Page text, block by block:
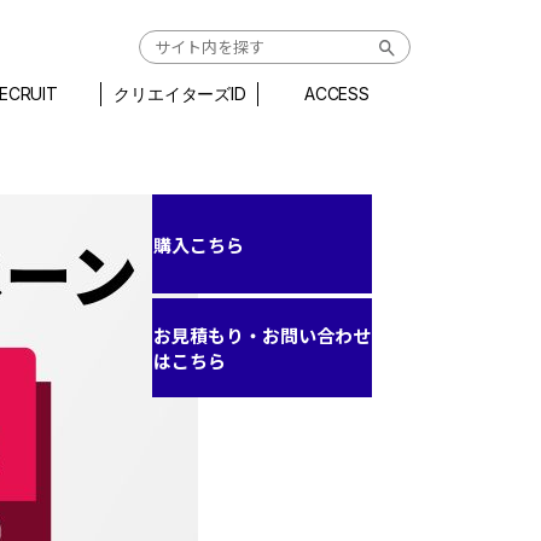
クリエイターズID ACCESS
購入こちら
お見積もり・お問い合わせ
はこちら